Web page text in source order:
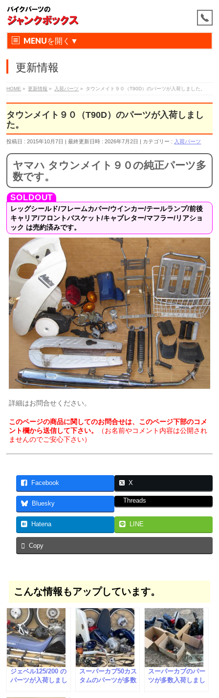
MENU
更新情報
HOME » 更新情報 » 入荷パーツ » タウンメイト９０（T90D）のパーツが入荷しました。
タウンメイト９０（T90D）のパーツが入荷しまし
た。
投稿日 : 2015年10月7日 最終更新日時 : 2026年7月2日 カテゴリー : 入荷パーツ
ヤマハ タウンメイト９０の純正パーツ多
数です。
レッグシールド/フレームカバー/ウインカー/テールランプ/前後
キャリア/フロントバスケット/キャブレター/マフラー/リアショ
ック は売約済みです。
詳細はお問合せください。
このページの商品に関してのお問合せは、このページ下部のコメ
ント欄から送信して下さい。
（お名前やコメント内容は公開され
ませんのでご安心下さい）
Facebook X
Bluesky Threads
Hatena LINE
Copy
こんな情報もアップしています。
ジェベル125/200 の
パーツが入荷しまし
スーパーカブ50カス
タムのパーツが多数
スーパーカブのパー
ツが多数入荷しまし